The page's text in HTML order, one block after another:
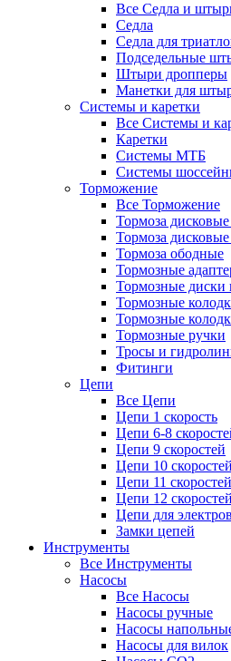
Все Седла и
Седла
Седла для
Подседельные
Штыри дропперы
Манетки для
Системы и каретки
Все Системы и
Каретки
Системы МТБ
Системы
Торможение
Все Торможение
Тормоза
Тормоза
Тормоза ободные
Тормозные
Тормозные диски
Тормозные
Тормозные
Тормозные ручки
Тросы и
Фитинги
Цепи
Все Цепи
Цепи 1 скорость
Цепи 6-8
Цепи 9 скоростей
Цепи 10 скоростей
Цепи 11 скоростей
Цепи 12 скоростей
Цепи для
Замки цепей
Инструменты
Все Инструменты
Насосы
Все Насосы
Насосы ручные
Насосы
Насосы для вилок